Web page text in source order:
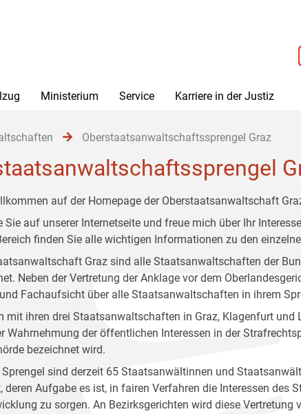
Ministerium Service Karriere in der Justiz
Oberstaatsanwaltschaftssprengel Graz
auf der Homepage der Oberstaatsanwaltschaft
Sie auf unserer Internetseite und freue mich über Ihr
finden Sie alle wichtigen Informationen zu den
Graz sind alle Staatsanwaltschaften der
Neben der Vertretung der Anklage vor dem
Fachaufsicht über alle Staatsanwaltschaften in ihrem
mit ihren drei Staatsanwaltschaften in Graz, Klagenfurt
Wahrnehmung der öffentlichen Interessen in der
bezeichnet wird.
Sprengel sind derzeit 65 Staatsanwältinnen und
deren Aufgabe es ist, in fairen Verfahren die Interessen des
zu sorgen. An Bezirksgerichten wird diese